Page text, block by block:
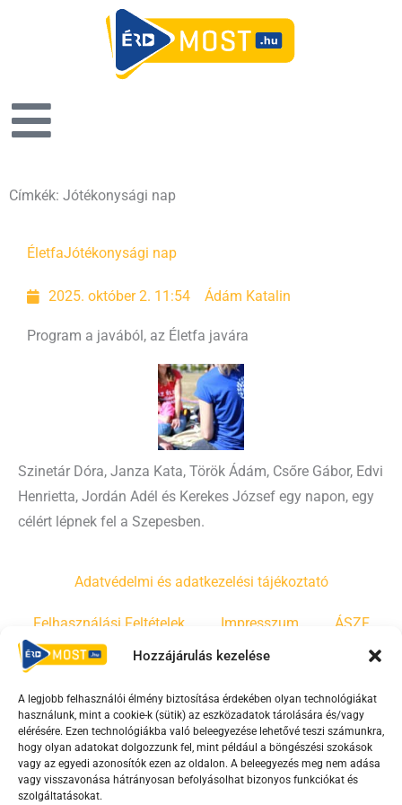
Hozzájárulás kezelése
A legjobb felhasználói élmény biztosítása érdekében olyan technológiákat
használunk, mint a cookie-k (sütik) az eszközadatok tárolására és/vagy
elérésére. Ezen technológiákba való beleegyezése lehetővé teszi számunkra,
hogy olyan adatokat dolgozzunk fel, mint például a böngészési szokások
vagy az egyedi azonosítók ezen az oldalon. A beleegyezés meg nem adása
vagy visszavonása hátrányosan befolyásolhat bizonyos funkciókat és
szolgáltatásokat.
Címkék: Jótékonysági nap
ÉletfaJótékonysági nap
2025. október 2. 11:54 Ádám Katalin
Program a javából, az Életfa javára
Szinetár Dóra, Janza Kata, Török Ádám, Csőre Gábor, Edvi
Henrietta, Jordán Adél és Kerekes József egy napon, egy
célért lépnek fel a Szepesben.
Adatvédelmi és adatkezelési tájékoztató
Felhasználási Feltételek Impresszum ÁSZF
Irányelvek Moderálási szabályzat
F
a
c
e
Y
o
u
t
T
i
k